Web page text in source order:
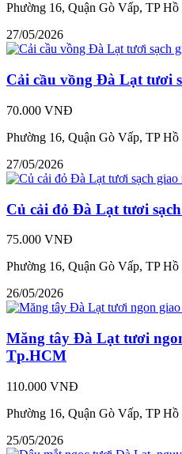
Phường 16, Quận Gò Vấp, TP
27/05/2026
Cải cầu vồng Đà Lạt tươi
70.000 VNĐ
Phường 16, Quận Gò Vấp, TP
27/05/2026
Củ cải đỏ Đà Lạt tươi
75.000 VNĐ
Phường 16, Quận Gò Vấp, TP
26/05/2026
Măng tây Đà Lạt tươi
Tp.HCM
110.000 VNĐ
Phường 16, Quận Gò Vấp, TP
25/05/2026